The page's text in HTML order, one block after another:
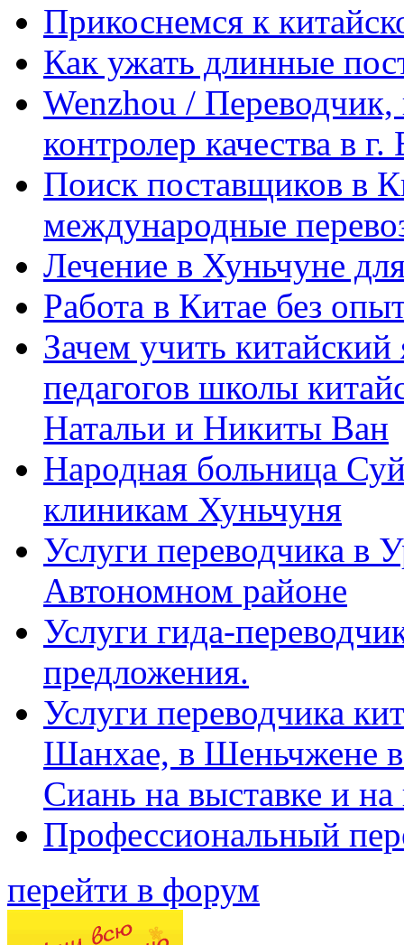
Прикоснемся к
Как ужать длинные
Wenzhou / Переводчик,
контролер качества в
Поиск поставщиков в
международные
Лечение в Хуньчуне
Работа в Китае без
Зачем учить
педагогов школы
Натальи и Никиты Ван
Народная больница
клиникам Хуньчуня
Услуги переводчика в
Автономном районе
Услуги гида-
предложения.
Услуги переводчика
Шанхае, в Шеньчжене
Сиань на выставке и
Профессиональный
перейти в форум